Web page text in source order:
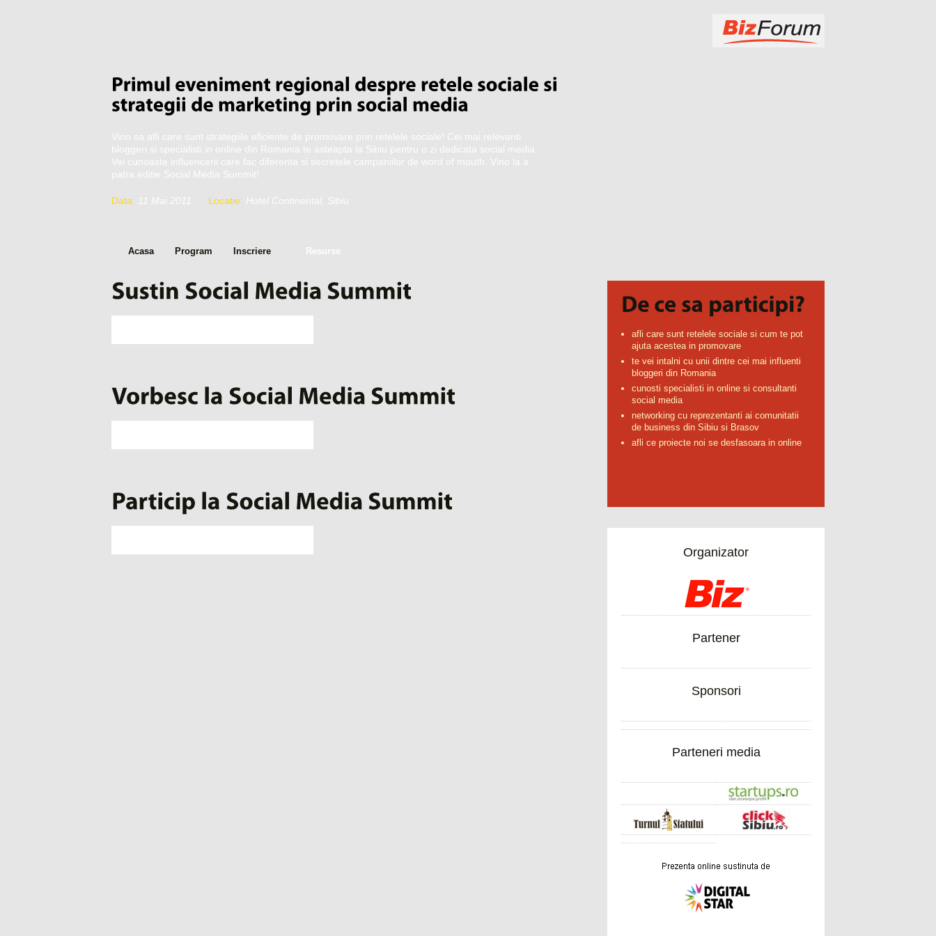
Vino sa afli care sunt strategiile eficiente de promovare prin retelele sociale! Cei mai relevanti
bloggeri si specialisti in online din Romania te asteapta la Sibiu pentru o zi dedicata social media.
Vei cunoaste influencerii care fac diferenta si secretele campaniilor de word of mouth. Vino la a
patra editie Social Media Summit!
Data: 11 Mai 2011 Locatie: Hotel Continental, Sibiu
Acasa Program Inscriere Resurse
afli care sunt retelele sociale si cum te pot
ajuta acestea in promovare
te vei intalni cu unii dintre cei mai influenti
bloggeri din Romania
cunosti specialisti in online si consultanti
social media
networking cu reprezentanti ai comunitatii
de business din Sibiu si Brasov
afli ce proiecte noi se desfasoara in online
Organizator
Partener
Sponsori
Parteneri media